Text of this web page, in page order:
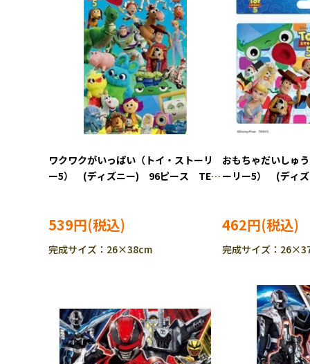
ワクワクがいっぱい（トイ・ストーリ
ー5） (ディズニー) 96ピース TEN-
539円
完成サイズ：26×38cm
おもちゃだいしゅ
ーリー5） (ディ
462円
完成サイズ：